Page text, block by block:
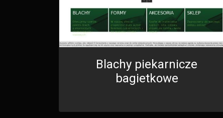
Blachy piekarnicze
bagietkowe